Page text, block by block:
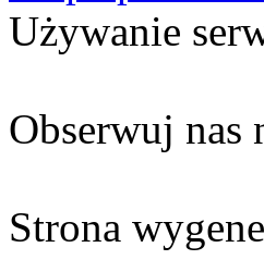
Używanie
Obserwuj nas
Strona